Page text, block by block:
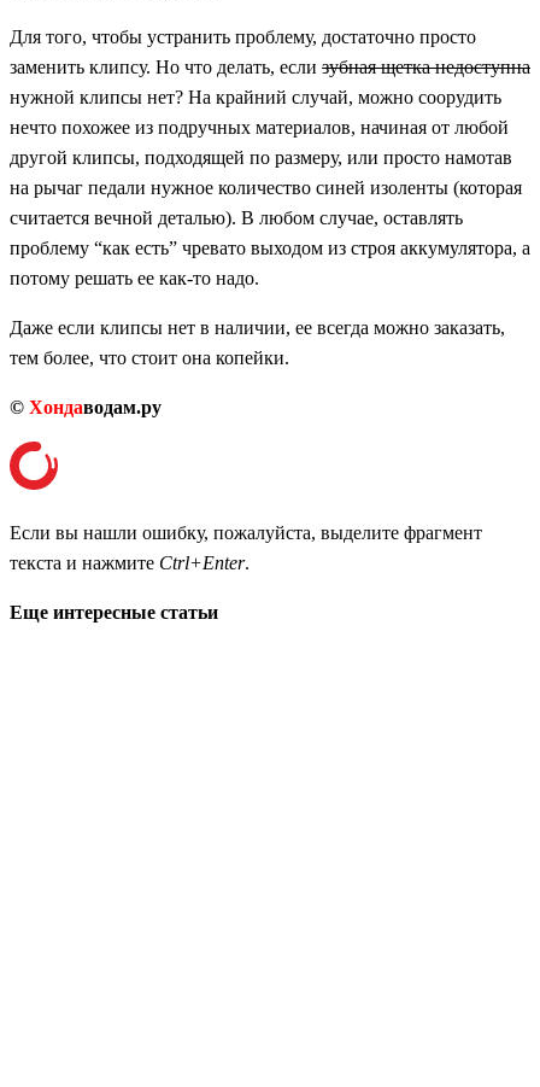
Для того, чтобы устранить проблему, достаточно просто
заменить клипсу. Но что делать, если зубная щетка недоступна
нужной клипсы нет? На крайний случай, можно соорудить
нечто похожее из подручных материалов, начиная от любой
другой клипсы, подходящей по размеру, или просто намотав
на рычаг педали нужное количество синей изоленты (которая
считается вечной деталью). В любом случае, оставлять
проблему “как есть” чревато выходом из строя аккумулятора, а
потому решать ее как-то надо.
Даже если клипсы нет в наличии, ее всегда можно заказать,
тем более, что стоит она копейки.
© Хондаводам.ру
Если вы нашли ошибку, пожалуйста, выделите фрагмент
текста и нажмите Ctrl+Enter.
Еще интересные статьи